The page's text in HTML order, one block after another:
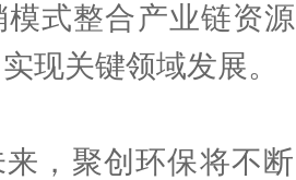
式整合产业链资
现关键领域发展。
聚创环保将不断